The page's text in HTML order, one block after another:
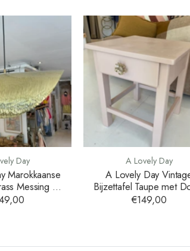
Day
Marokkaanse
Messing 80
cm
A Lovely Day
A Lovely Day
Bijzettafel Taupe met
Goods Knop
€149,00